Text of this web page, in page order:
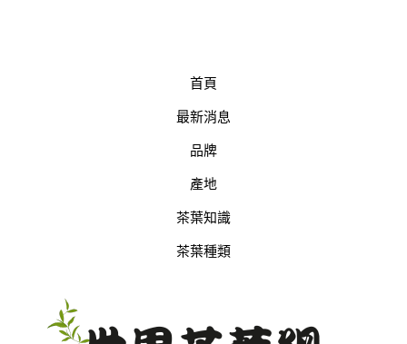
首頁
最新消息
品牌
產地
茶葉知識
茶葉種類